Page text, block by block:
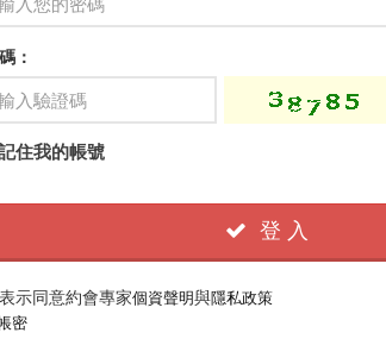
：
住我的帳號
登 入
示同意約會專家個資聲明與隱私政策
密